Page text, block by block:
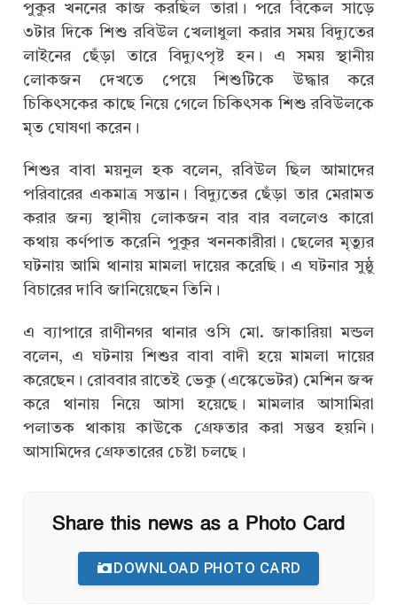
পুকুর খননের কাজ করছিল তারা। পরে বিকেল সাড়ে
৩টার দিকে শিশু রবিউল খেলাধুলা করার সময় বিদ্যুতের
লাইনের ছেঁড়া তারে বিদ্যুৎপৃষ্ট হন। এ সময় স্থানীয়
লোকজন দেখতে পেয়ে শিশুটিকে উদ্ধার করে
চিকিৎসকের কাছে নিয়ে গেলে চিকিৎসক শিশু রবিউলকে
মৃত ঘোষণা করেন।
শিশুর বাবা ময়নুল হক বলেন, রবিউল ছিল আমাদের
পরিবারের একমাত্র সন্তান। বিদ্যুতের ছেঁড়া তার মেরামত
করার জন্য স্থানীয় লোকজন বার বার বললেও কারো
কথায় কর্ণপাত করেনি পুকুর খননকারীরা। ছেলের মৃত্যুর
ঘটনায় আমি থানায় মামলা দায়ের করেছি। এ ঘটনার সুষ্ঠু
বিচারের দাবি জানিয়েছেন তিনি।
এ ব্যাপারে রাণীনগর থানার ওসি মো. জাকারিয়া মন্ডল
বলেন, এ ঘটনায় শিশুর বাবা বাদী হয়ে মামলা দায়ের
করেছেন। রোববার রাতেই ভেকু (এস্কেভেটর) মেশিন জব্দ
করে থানায় নিয়ে আসা হয়েছে। মামলার আসামিরা
পলাতক থাকায় কাউকে গ্রেফতার করা সম্ভব হয়নি।
আসামিদের গ্রেফতারের চেষ্টা চলছে।
Share this news as a Photo Card
DOWNLOAD PHOTO CARD